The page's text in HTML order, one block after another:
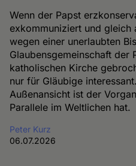
Wenn der Papst
exkommuniziert und gleich
wegen einer unerlaubten
Glaubensgemeinschaft der
katholischen Kirche
nur für Gläubige
Außenansicht ist der
Parallele im Weltlichen hat.
Peter Kurz
06.07.2026